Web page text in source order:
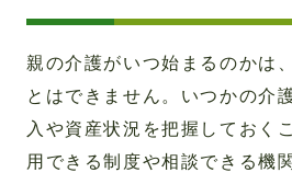
親の介護がいつ始まるのかは
とはできません。いつかの介
入や資産状況を把握しておく
用できる制度や相談できる機